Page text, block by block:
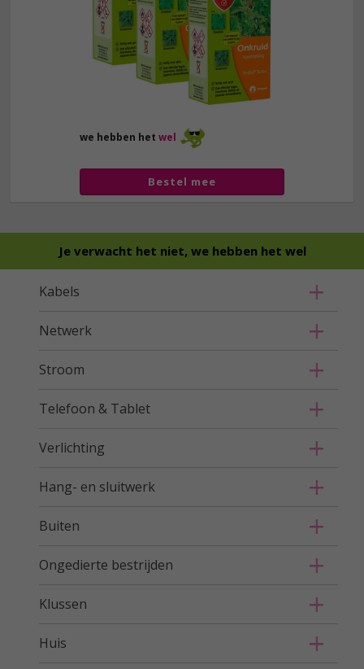
we hebben het wel
Bestel mee
Je verwacht het niet, we hebben het wel
Kabels
Netwerk
Stroom
Telefoon & Tablet
Verlichting
Hang- en sluitwerk
Buiten
Ongedierte bestrijden
Klussen
Huis